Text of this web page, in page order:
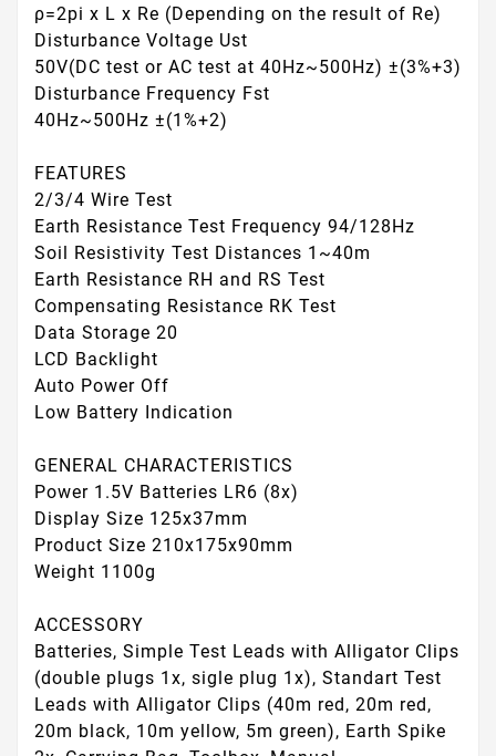
ρ=2pi x L x Re (Depending on the result of Re)
Disturbance Voltage Ust
50V(DC test or AC test at 40Hz~500Hz) ±(3%+3)
Disturbance Frequency Fst
40Hz~500Hz ±(1%+2)
FEATURES
2/3/4 Wire Test
Earth Resistance Test Frequency 94/128Hz
Soil Resistivity Test Distances 1~40m
Earth Resistance RH and RS Test
Compensating Resistance RK Test
Data Storage 20
LCD Backlight
Auto Power Off
Low Battery Indication
GENERAL CHARACTERISTICS
Power 1.5V Batteries LR6 (8x)
Display Size 125x37mm
Product Size 210x175x90mm
Weight 1100g
ACCESSORY
Batteries, Simple Test Leads with Alligator Clips
(double plugs 1x, sigle plug 1x), Standart Test
Leads with Alligator Clips (40m red, 20m red,
20m black, 10m yellow, 5m green), Earth Spike